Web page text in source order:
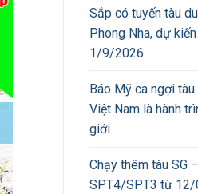
Sắp có tuyến tàu
Phong Nha, dự
1/9/2026
Báo Mỹ ca ngợi
Việt Nam là hành
giới
Chạy thêm tàu SG
SPT4/SPT3 từ